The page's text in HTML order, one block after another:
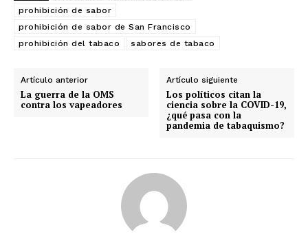
prohibición de sabor
prohibición de sabor de San Francisco
prohibición del tabaco
sabores de tabaco
Artículo anterior
La guerra de la OMS
contra los vapeadores
Artículo siguiente
Los políticos citan la
ciencia sobre la COVID-19,
¿qué pasa con la
pandemia de tabaquismo?